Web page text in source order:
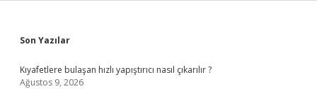
Sidebar
Son Yazılar
Kıyafetlere bulaşan hızlı yapıştırıcı nasıl çıkarılır ?
Ağustos 9, 2026